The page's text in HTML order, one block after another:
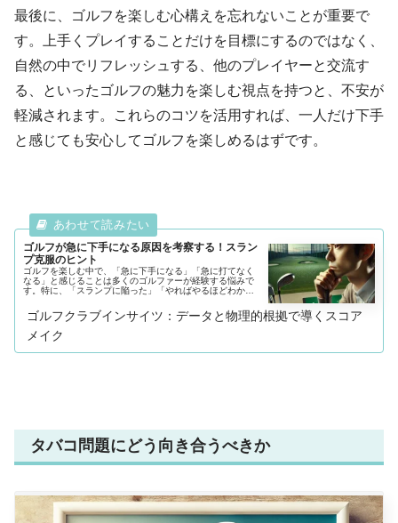
最後に、ゴルフを楽しむ心構えを忘れないことが重要で
す。上手くプレイすることだけを目標にするのではなく、
自然の中でリフレッシュする、他のプレイヤーと交流す
る、といったゴルフの魅力を楽しむ視点を持つと、不安が
軽減されます。これらのコツを活用すれば、一人だけ下手
と感じても安心してゴルフを楽しめるはずです。
ゴルフが急に下手になる原因を考察する！スラン
プ克服のヒント
ゴルフを楽しむ中で、「急に下手になる」「急に打てなく
なる」と感じることは多くのゴルファーが経験する悩みで
す。特に、「スランプに陥った」「やればやるほどわから
と感じたとき、原因や改善方法が分今日もゴルフへの愛が
止まらない！『ゴルフクラブインサイツ』ナビゲーターの
K・Kです。
ゴルフクラブインサイツ：データと物理的根拠で導くスコア
メイク
タバコ問題にどう向き合うべきか